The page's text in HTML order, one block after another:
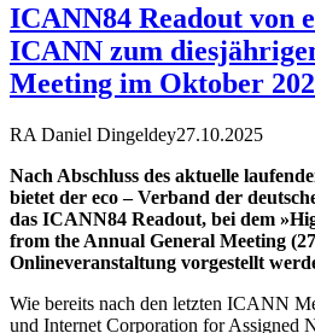
ICANN84 Readout von
ICANN zum
Meeting im Oktober
RA Daniel Dingeldey27.10.2025
Nach Abschluss des aktuelle
bietet der eco – Verband der
das ICANN84 Readout, bei dem
from the Annual General Meeting
Onlineveranstaltung vorgestellt
Wie bereits nach den letzten ICANN
und Internet Corporation for Assigned